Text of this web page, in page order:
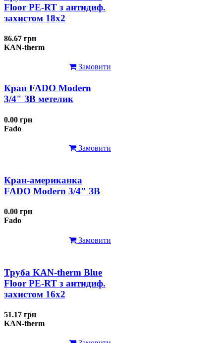
Floor PE-RT з антидиф.
захистом 18х2
86.67 грн
KAN-therm
Замовити
Кран FADO Modern
3/4" ЗВ метелик
0.00 грн
Fado
Замовити
Кран-американка
FADO Modern 3/4" ЗВ
0.00 грн
Fado
Замовити
Труба KAN-therm Blue
Floor PE-RT з антидиф.
захистом 16х2
51.17 грн
KAN-therm